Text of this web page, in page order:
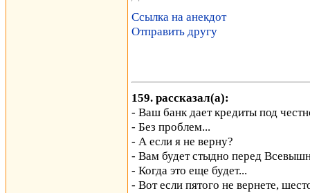
Ссылка на анекдот
Отправить другу
159. рассказал(а):
- Ваш банк дает кредиты под
- Без проблем...
- А если я не верну?
- Вам будет стыдно перед
- Когда это еще будет...
- Вот если пятого не вернете,